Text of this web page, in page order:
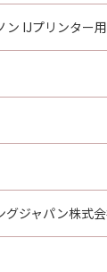
IJプリンター
グジャパン株式